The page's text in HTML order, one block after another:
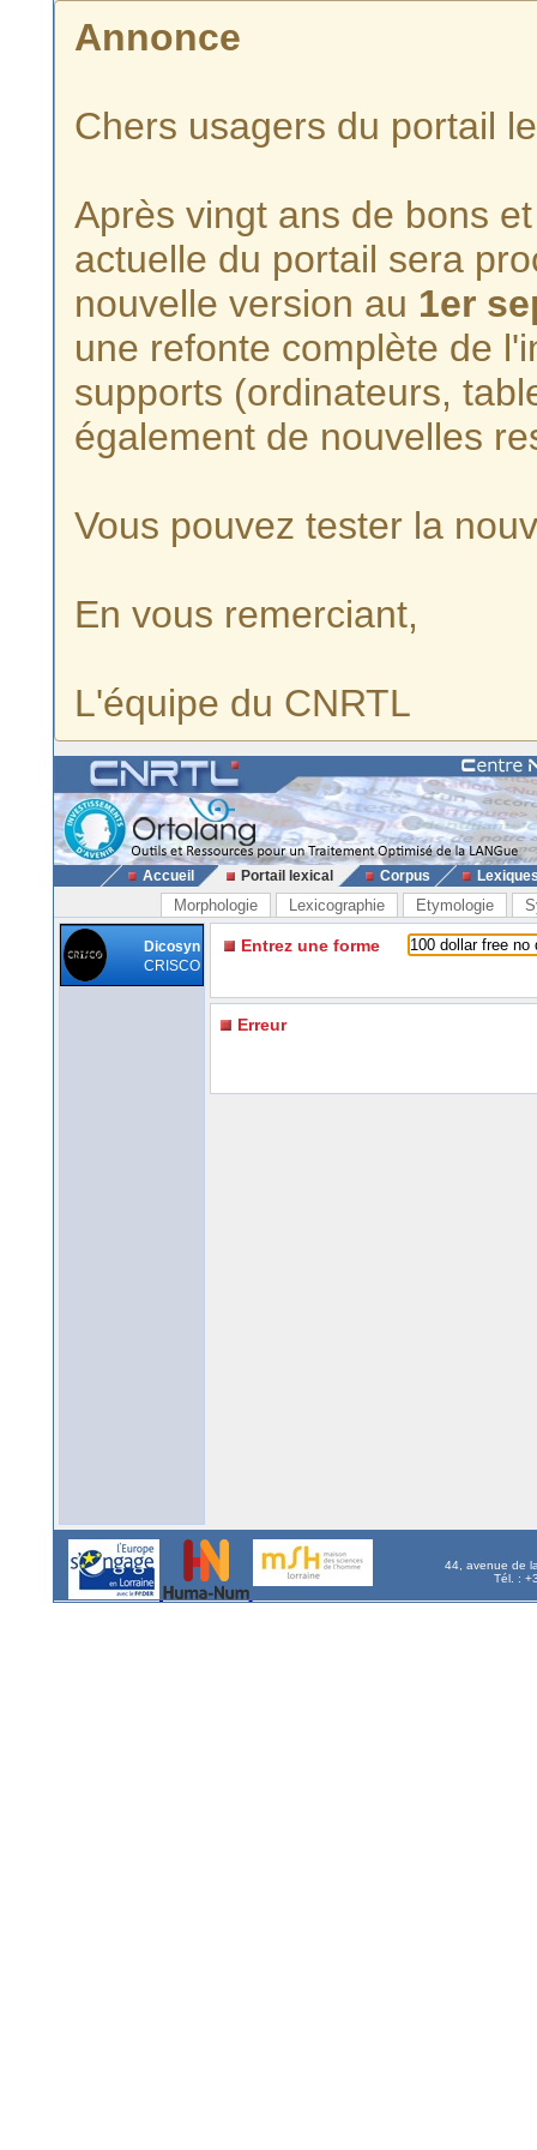
Annonce
Chers usagers du portail
Après vingt ans de bons
actuelle du portail sera
nouvelle version au 1er
une refonte complète de
supports (ordinateurs,
également de nouvelles
Vous pouvez tester la
En vous remerciant,
L'équipe du CNRTL
Accueil Portail lexical Corpus
Morphologie Lexicographie Etymologie
Dicosyn
CRISCO
Entrez une forme
Erreur
44, avenue de
Tél. :